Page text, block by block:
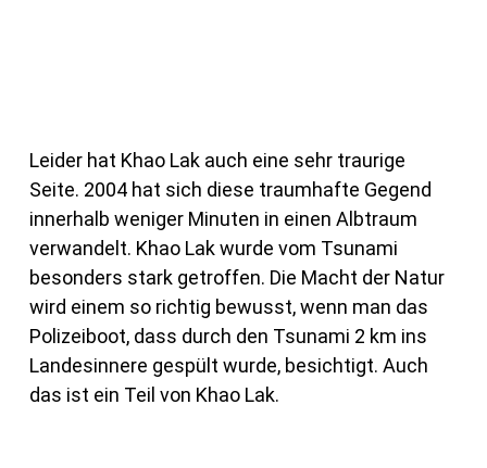
Leider hat Khao Lak auch eine sehr traurige
Seite. 2004 hat sich diese traumhafte Gegend
innerhalb weniger Minuten in einen Albtraum
verwandelt. Khao Lak wurde vom Tsunami
besonders stark getroffen. Die Macht der Natur
wird einem so richtig bewusst, wenn man das
Polizeiboot, dass durch den Tsunami 2 km ins
Landesinnere gespült wurde, besichtigt. Auch
das ist ein Teil von Khao Lak.